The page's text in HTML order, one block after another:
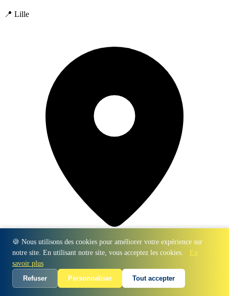
🍪 Nous utilisons des cookies pour améliorer votre expérience sur
notre site. En utilisant notre site, vous acceptez les cookies.
En
savoir plus
Refuser
Personnaliser Tout accepter
📍 Lille
159 Rue Roger Salengro, 59260 Lille